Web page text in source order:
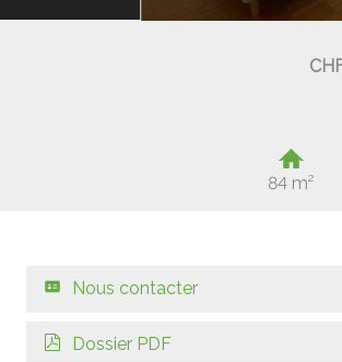
84 m²
Nous contacter
Dossier PDF